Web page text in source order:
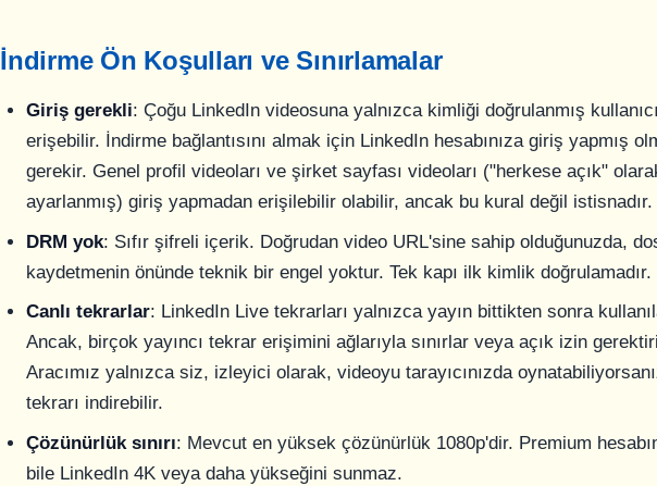
İndirme Ön Koşulları ve Sınırlamalar
Giriş gerekli: Çoğu LinkedIn videosuna yalnızca kimliği doğrulanmış
erişebilir. İndirme bağlantısını almak için LinkedIn hesabınıza giriş yapmış
gerekir. Genel profil videoları ve şirket sayfası videoları ("herkese açık"
ayarlanmış) giriş yapmadan erişilebilir olabilir, ancak bu kural değil istisnadır.
DRM yok: Sıfır şifreli içerik. Doğrudan video URL'sine sahip olduğunuzda,
kaydetmenin önünde teknik bir engel yoktur. Tek kapı ilk kimlik doğrulamadır.
Canlı tekrarlar: LinkedIn Live tekrarları yalnızca yayın bittikten sonra
Ancak, birçok yayıncı tekrar erişimini ağlarıyla sınırlar veya açık izin
Aracımız yalnızca siz, izleyici olarak, videoyu tarayıcınızda
tekrarı indirebilir.
Çözünürlük sınırı: Mevcut en yüksek çözünürlük 1080p'dir. Premium
bile LinkedIn 4K veya daha yükseğini sunmaz.